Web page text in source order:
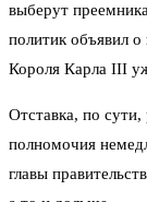
выберут
политик объявил
Короля Карла III
Отставка, по сути,
полномочия
главы